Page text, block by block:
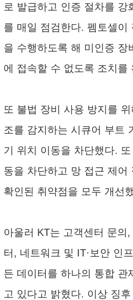
로 발급하고 인증 절차를 강
를 매일 점검한다. 펨토셀이
을 수행하도록 해 미인증 장
에 접속할 수 없도록 조치를
또 불법 장비 사용 방지를
조를 감지하는 시큐어 부트
기 위치 이동을 차단했다.
동을 차단하고 망 접근 제어
확인된 취약점을 모두 개선
아울러 KT는 고객센터 문의,
터, 네트워크 및 IT·보안 인
든 데이터를 하나의 통합 관
고 있다고 밝혔다. 이상 징